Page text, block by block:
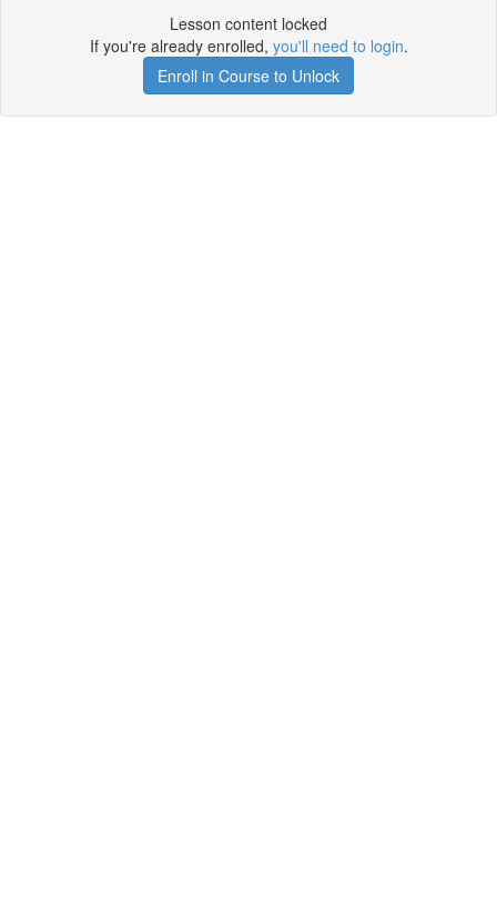
Lesson content locked
If you're already enrolled, you'll need to login.
Enroll in Course to Unlock